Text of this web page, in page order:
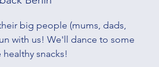
big people (mums, dads,
with us! We'll dance to some